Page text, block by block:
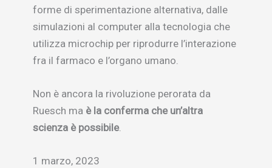
forme di sperimentazione alternativa, dalle
simulazioni al computer alla tecnologia che
utilizza microchip per riprodurre l’interazione
fra il farmaco e l’organo umano.
Non è ancora la rivoluzione perorata da
Ruesch ma è la conferma che un’altra
scienza è possibile.
1 marzo, 2023